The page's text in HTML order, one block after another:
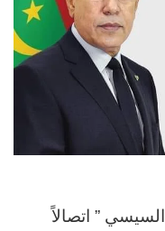
” اتصالاً